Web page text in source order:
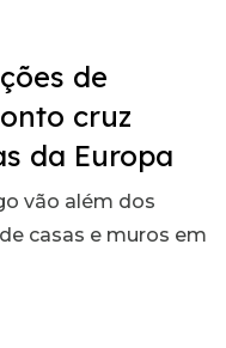
de
cruz
da Europa
vão além dos
casas e muros em